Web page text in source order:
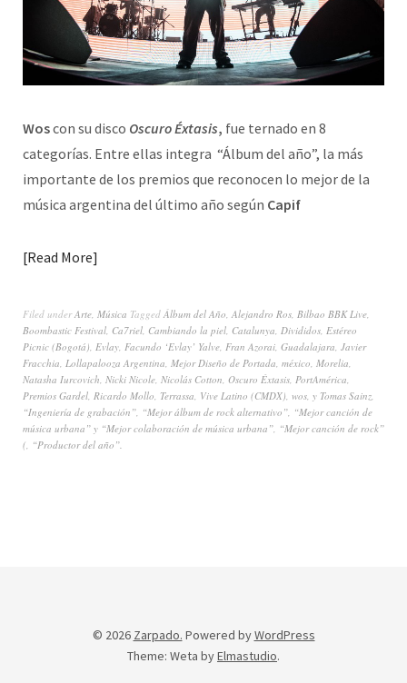
Woscon su disco Oscuro Éxtasis, fue ternado en 8
categorías. Entre ellas integra “Álbum del año”, la más
importante de los premios que reconocen lo mejor de la
música argentina del último año según Capif
Read More
Filed underArte, Música Tagged Álbum del Año, Alejandro Ros, Bilbao BBK Live,
Boombastic Festival, Ca7riel, Cambiando la piel, Catalunya, Divididos, Estéreo
Picnic (Bogotá), Evlay, Facundo ‘Evlay’ Yalve, Fran Azorai, Guadalajara, Javier
Fracchia, Lollapalooza Argentina, Mejor Diseño de Portada, méxico, Morelia,
Natasha Iurcovich, Nicki Nicole, Nicolás Cotton, Oscuro Éxtasis, PortAmérica,
Premios Gardel, Ricardo Mollo, Terrassa, Vive Latino (CMDX), wos, y Tomas Sainz,
“Ingeniería de grabación”, “Mejor álbum de rock alternativo”, “Mejor canción de
música urbana” y “Mejor colaboración de música urbana”, “Mejor canción de rock”
(, “Productor del año”.
© 2026 Zarpado. Powered byWordPress
Theme: Weta byElmastudio.